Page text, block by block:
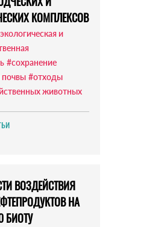
КОМПЛЕКСОВ
и
#сохранение
#отходы
животных
ВОЗДЕЙСТВИЯ
НА
БИОТУ